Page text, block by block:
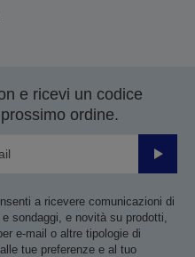
e ricevi un codice
ordine.
Invia
a ricevere comunicazioni di
sondaggi, e novità su prodotti,
e-mail o altre tipologie di
tue preferenze e al tuo